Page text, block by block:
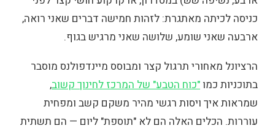
כניסה לכיתה מאתגרת: לזהות חמישה דברים שאני רואה,
ארבעה שאני שומע, שלושה שאני מרגיש בגוף.
הרציונל מאחורי תרגול קצר ומבוסס מיינדפולנס מוסבר
בתוכניות כמו"כוח הטבע" של המרכז לחינוך קשוב,
שמראות איך ויסות רגשי מהיר משקם קשב ומפחית
עוררות. הכלים האלה הם לא "תוספת" ליום — הם תשתית